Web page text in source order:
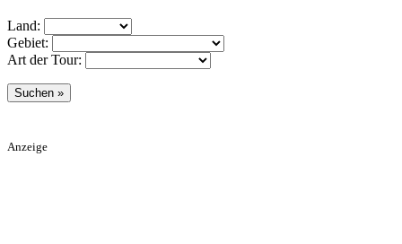
Land:
Gebiet:
Art der Tour:
Anzeige